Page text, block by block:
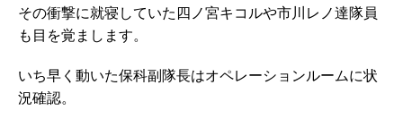
その衝撃に就寝していた四ノ宮キコルや市川レノ達隊員
も目を覚まします。
いち早く動いた保科副隊長はオペレーションルームに状
況確認。